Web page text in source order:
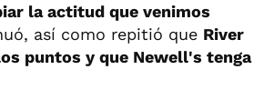
la actitud que venimos
así como repitió que River
puntos y que Newell's tenga